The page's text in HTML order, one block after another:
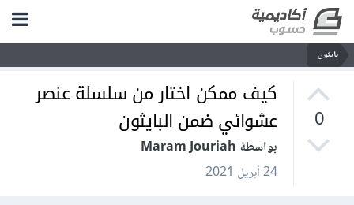
بايثون
0
كيف ممكن اختار من سلسلة عنصر
عشوائي ضمن البايثون
بواسطة Maram Jouriah
24 أبريل 2021